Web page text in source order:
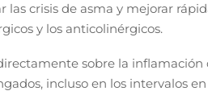
las crisis de asma y mejorar
y los anticolinérgicos.
sobre la inflamación
incluso en los intervalos